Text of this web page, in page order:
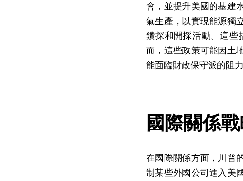
會，並提升美國的基建
氣生產，以實現能源獨
鑽探和開採活動。這些
而，這些政策可能因土
能面臨財政保守派的阻力
國際關係
在國際關係方面，川普
制某些外國公司進入美